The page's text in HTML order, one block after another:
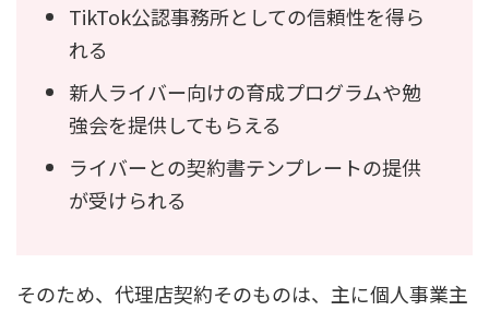
TikTok公認事務所としての信頼性を得ら
れる
新人ライバー向けの育成プログラムや勉
強会を提供してもらえる
ライバーとの契約書テンプレートの提供
が受けられる
そのため、代理店契約そのものは、主に個人事業主